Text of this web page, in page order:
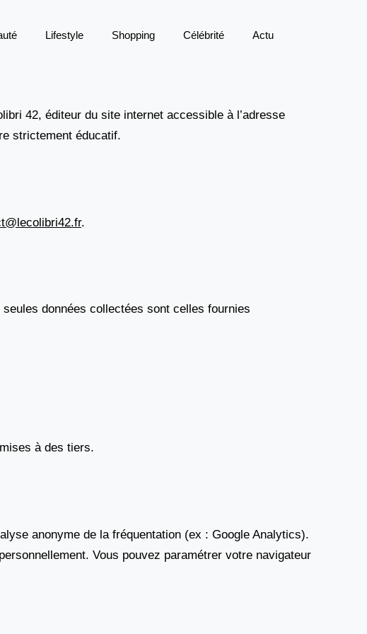
Lifestyle Shopping Célébrité Actu
42, éditeur du site internet accessible à l’adresse
strictement éducatif.
.
données collectées sont celles fournies
à des tiers.
anonyme de la fréquentation (ex : Google Analytics).
Vous pouvez paramétrer votre navigateur